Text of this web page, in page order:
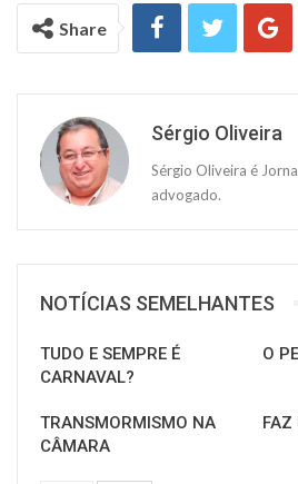
Share
Sérgio Oliveira
Sérgio Oliveira é
advogado.
NOTÍCIAS SEMELHANTES
TUDO E SEMPRE É
CARNAVAL?
O
TRANSMORMISMO NA
CÂMARA
FAZ